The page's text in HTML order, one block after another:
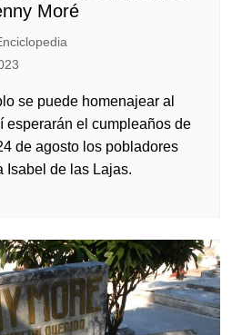
Moré
se puede homenajear al
esperarán el cumpleaños de
de agosto los pobladores
Isabel de las Lajas.